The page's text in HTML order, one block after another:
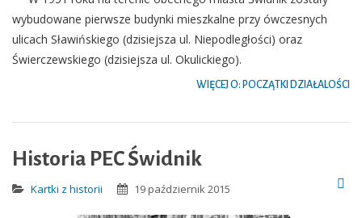
wybudowane pierwsze budynki mieszkalne przy ówczesnych
ulicach Sławińskiego (dzisiejsza ul. Niepodległości) oraz
Świerczewskiego (dzisiejsza ul. Okulickiego).
WIĘCEJ O: POCZĄTKI DZIAŁALOŚCI
Historia PEC Świdnik
Kartki z historii 19 październik 2015